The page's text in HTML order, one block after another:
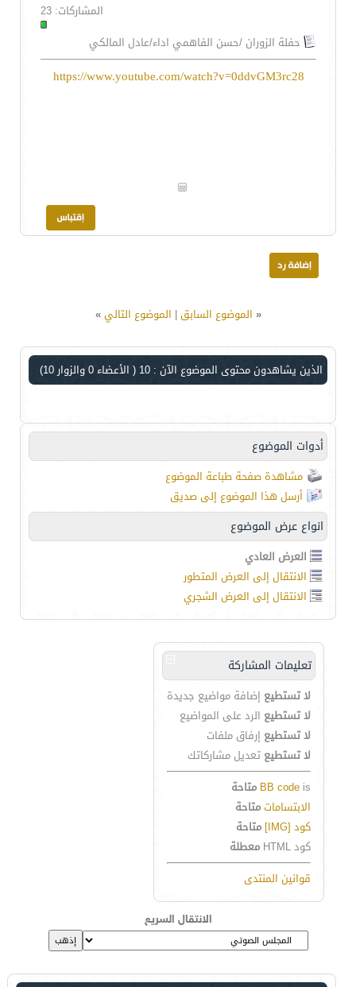
المشاركات: 23
حفلة الزوران /حسن الفاهمي اداء/عادل المالكي
https://www.youtube.com/watch?v=0ddvGM3rc28
« الموضوع السابق| الموضوع التالي»
الذين يشاهدون محتوى الموضوع الآن : 10 ( الأعضاء 0 والزوار 10)
أدوات الموضوع
مشاهدة صفحة طباعة الموضوع
أرسل هذا الموضوع إلى صديق
انواع عرض الموضوع
العرض العادي
الانتقال إلى العرض المتطور
الانتقال إلى العرض الشجري
تعليمات المشاركة
لا تستطيع إضافة مواضيع جديدة
لا تستطيع الرد على المواضيع
لا تستطيع إرفاق ملفات
لا تستطيع تعديل مشاركاتك
BB code is
متاحة
الابتساماتمتاحة
كود [IMG]
متاحة
كود HTML
معطلة
قوانين المنتدى
الانتقال السريع